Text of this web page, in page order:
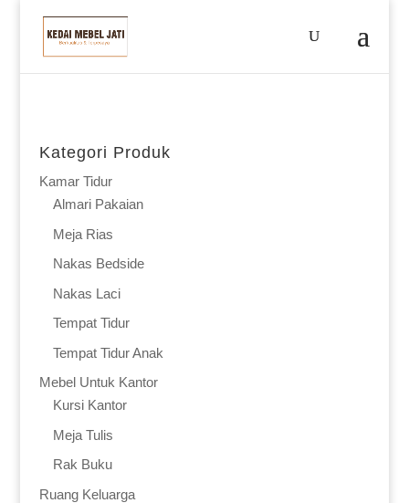
Kategori Produk
Kamar Tidur
Almari Pakaian
Meja Rias
Nakas Bedside
Nakas Laci
Tempat Tidur
Tempat Tidur Anak
Mebel Untuk Kantor
Kursi Kantor
Meja Tulis
Rak Buku
Ruang Keluarga